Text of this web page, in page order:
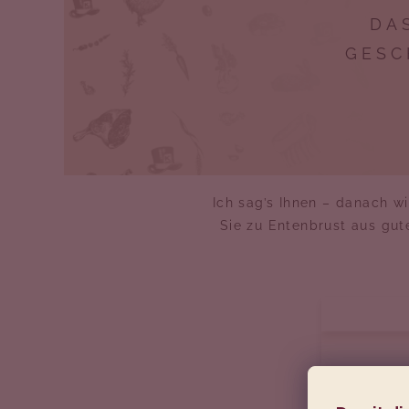
Ich sag’s Ihnen – danach
Sie zu Entenbrust aus